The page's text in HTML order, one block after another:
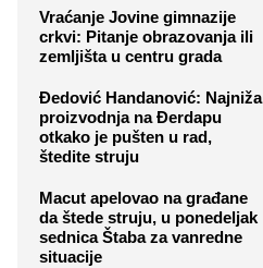
Vraćanje Jovine gimnazije
crkvi: Pitanje obrazovanja ili
zemljišta u centru grada
Đedović Handanović: Najniža
proizvodnja na Đerdapu
otkako je pušten u rad,
štedite struju
Macut apelovao na građane
da štede struju, u ponedeljak
sednica Štaba za vanredne
situacije